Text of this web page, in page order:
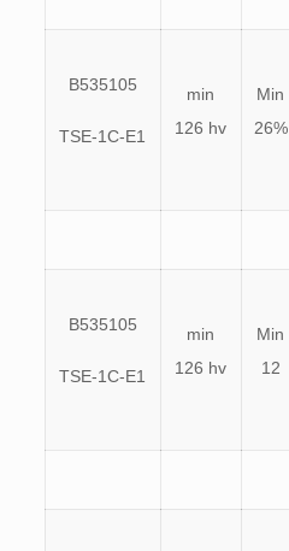
B535105
TSE-1C-E1
min
126 hv
Min
26%
B535105
TSE-1C-E1
min
126 hv
Min
12